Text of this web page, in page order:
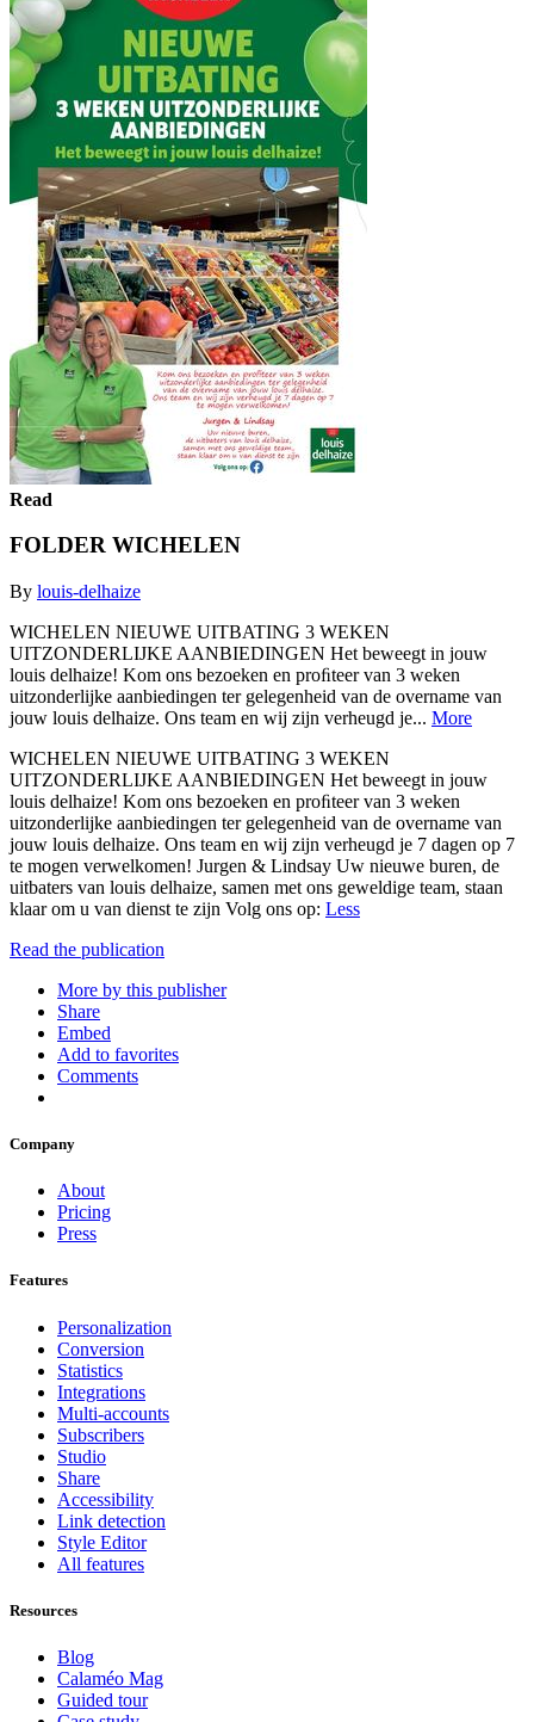
Read
FOLDER WICHELEN
By louis-delhaize
WICHELEN NIEUWE UITBATING 3 WEKEN
UITZONDERLIJKE AANBIEDINGEN Het beweegt in jouw
louis delhaize! Kom ons bezoeken en proﬁteer van 3 weken
uitzonderlijke aanbiedingen ter gelegenheid van de overname van
jouw louis delhaize. Ons team en wij zijn verheugd je... More
WICHELEN NIEUWE UITBATING 3 WEKEN
UITZONDERLIJKE AANBIEDINGEN Het beweegt in jouw
louis delhaize! Kom ons bezoeken en proﬁteer van 3 weken
uitzonderlijke aanbiedingen ter gelegenheid van de overname van
jouw louis delhaize. Ons team en wij zijn verheugd je 7 dagen op 7
te mogen verwelkomen! Jurgen & Lindsay Uw nieuwe buren, de
uitbaters van louis delhaize, samen met ons geweldige team, staan
klaar om u van dienst te zijn Volg ons op: Less
Read the publication
More by this publisher
Share
Embed
Add to favorites
Comments
Company
About
Pricing
Press
Features
Personalization
Conversion
Statistics
Integrations
Multi-accounts
Subscribers
Studio
Share
Accessibility
Link detection
Style Editor
All features
Resources
Blog
Calaméo Mag
Guided tour